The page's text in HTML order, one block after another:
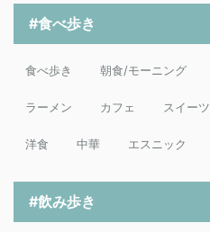
#食べ歩き
食べ歩き 朝食/モーニング
ラーメン カフェ スイーツ
洋食 中華 エスニック
#飲み歩き